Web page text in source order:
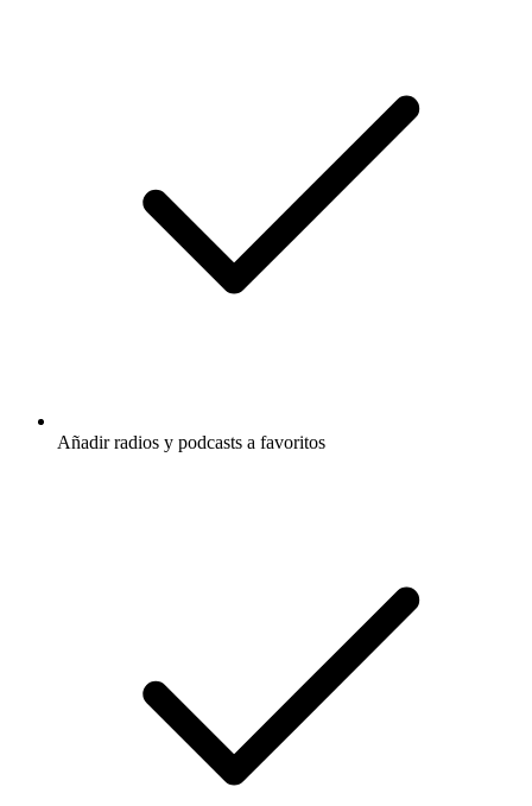
Añadir radios y podcasts a favoritos